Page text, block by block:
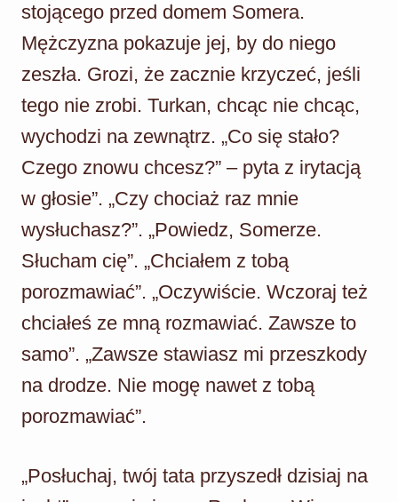
stojącego przed domem Somera.
Mężczyzna pokazuje jej, by do niego
zeszła. Grozi, że zacznie krzyczeć, jeśli
tego nie zrobi. Turkan, chcąc nie chcąc,
wychodzi na zewnątrz. „Co się stało?
Czego znowu chcesz?” – pyta z irytacją
w głosie”. „Czy chociaż raz mnie
wysłuchasz?”. „Powiedz, Somerze.
Słucham cię”. „Chciałem z tobą
porozmawiać”. „Oczywiście. Wczoraj też
chciałeś ze mną rozmawiać. Zawsze to
samo”. „Zawsze stawiasz mi przeszkody
na drodze. Nie mogę nawet z tobą
porozmawiać”.
„Posłuchaj, twój tata przyszedł dzisiaj na